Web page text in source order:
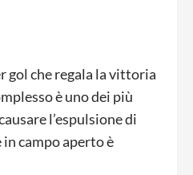
gol che regala la vittoria
è uno dei più
l’espulsione di
campo aperto è